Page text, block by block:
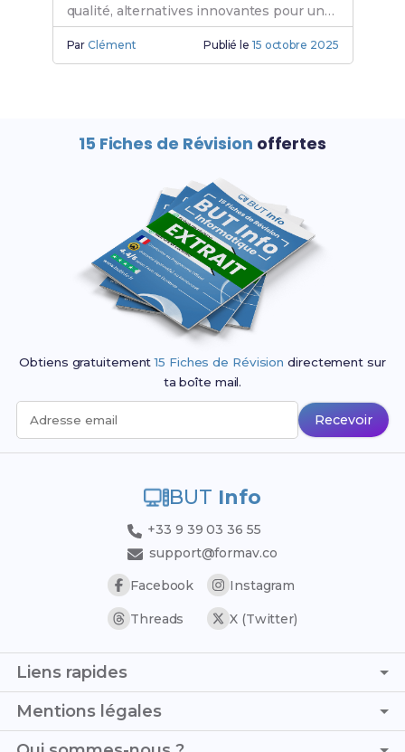
qualité, alternatives innovantes pour un
BUT informatique Lille. Rejoins l'IUT
informatique dès aujourd'hui.
ParClément Publié le 15 octobre 2025
15 Fiches de Révision offertes
Obtiens gratuitement15 Fiches de Révision directement sur
ta boîte mail.
Adresse email Recevoir
BUT Info
+33 9 39 03 36 55
support@formav.co
Facebook
Instagram
Threads X (Twitter)
Liens rapides
Page d'accueil
Trouver son stage
Mentions légales
C.G.V. - C.G.U.